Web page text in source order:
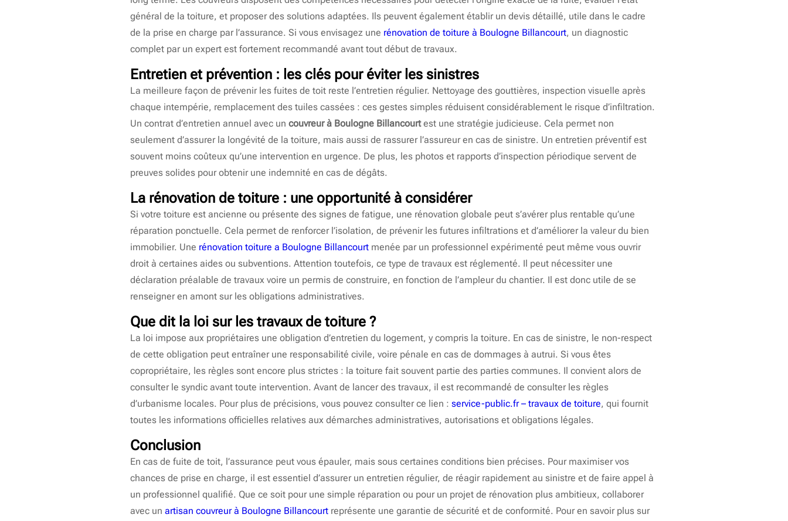
général de la toiture, et proposer des solutions adaptées. Ils peuvent également établir un devis détaillé, utile dans le cadre
de la prise en charge par l’assurance. Si vous envisagez une rénovation de toiture à Boulogne Billancourt, un diagnostic
complet par un expert est fortement recommandé avant tout début de travaux.
Entretien et prévention : les clés pour éviter les sinistres
La meilleure façon de prévenir les fuites de toit reste l’entretien régulier. Nettoyage des gouttières, inspection visuelle après
chaque intempérie, remplacement des tuiles cassées : ces gestes simples réduisent considérablement le risque d’infiltration.
Un contrat d’entretien annuel avec un couvreur à Boulogne Billancourtest une stratégie judicieuse. Cela permet non
seulement d’assurer la longévité de la toiture, mais aussi de rassurer l’assureur en cas de sinistre. Un entretien préventif est
souvent moins coûteux qu’une intervention en urgence. De plus, les photos et rapports d’inspection périodique servent de
preuves solides pour obtenir une indemnité en cas de dégâts.
La rénovation de toiture : une opportunité à considérer
Si votre toiture est ancienne ou présente des signes de fatigue, une rénovation globale peut s’avérer plus rentable qu’une
réparation ponctuelle. Cela permet de renforcer l’isolation, de prévenir les futures infiltrations et d’améliorer la valeur du bien
immobilier. Une rénovation toiture a Boulogne Billancourt menée par un professionnel expérimenté peut même vous ouvrir
droit à certaines aides ou subventions. Attention toutefois, ce type de travaux est réglementé. Il peut nécessiter une
déclaration préalable de travaux voire un permis de construire, en fonction de l’ampleur du chantier. Il est donc utile de se
renseigner en amont sur les obligations administratives.
Que dit la loi sur les travaux de toiture ?
La loi impose aux propriétaires une obligation d’entretien du logement, y compris la toiture. En cas de sinistre, le non-respect
de cette obligation peut entraîner une responsabilité civile, voire pénale en cas de dommages à autrui. Si vous êtes
copropriétaire, les règles sont encore plus strictes : la toiture fait souvent partie des parties communes. Il convient alors de
consulter le syndic avant toute intervention. Avant de lancer des travaux, il est recommandé de consulter les règles
d’urbanisme locales. Pour plus de précisions, vous pouvez consulter ce lien : service-public.fr – travaux de toiture, qui fournit
toutes les informations officielles relatives aux démarches administratives, autorisations et obligations légales.
Conclusion
En cas de fuite de toit, l’assurance peut vous épauler, mais sous certaines conditions bien précises. Pour maximiser vos
chances de prise en charge, il est essentiel d’assurer un entretien régulier, de réagir rapidement au sinistre et de faire appel à
un professionnel qualifié. Que ce soit pour une simple réparation ou pour un projet de rénovation plus ambitieux, collaborer
avec un artisan couvreur à Boulogne Billancourt représente une garantie de sécurité et de conformité. Pour en savoir plus sur